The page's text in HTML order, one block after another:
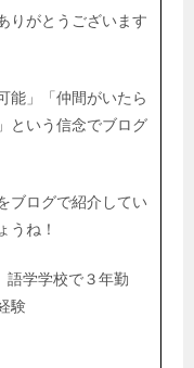
りがとうございます
能」「仲間がいたら
という信念でブログ
ブログで紹介してい
うね！
語学学校で３年勤
験